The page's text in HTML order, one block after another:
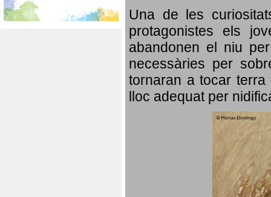
Una de les
protagonistes els
abandonen el niu
necessàries per
tornaran a tocar
lloc adequat per